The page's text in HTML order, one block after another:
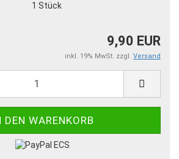
1 Stück
9,90 EUR
inkl. 19% MwSt. zzgl. Versand